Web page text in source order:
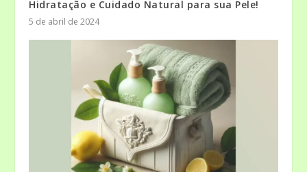
Hidratação e Cuidado Natural para sua Pele!
5 de abril de 2024